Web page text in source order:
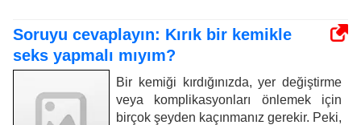
Soruyu cevaplayın: Kırık bir kemikle
seks yapmalı mıyım?
Bir kemiği kırdığınızda, yer değiştirme
veya komplikasyonları önlemek için
birçok şeyden kaçınmanız gerekir. Peki,